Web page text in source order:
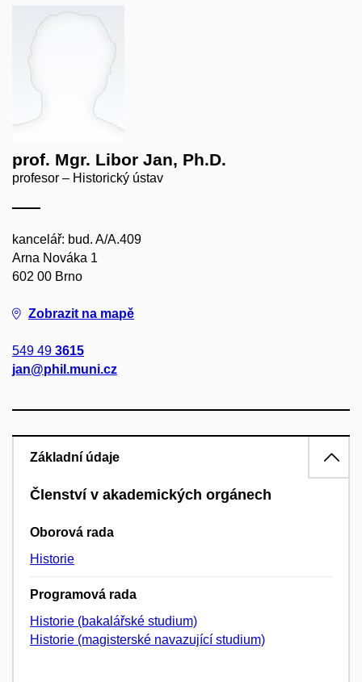
prof. Mgr. Libor Jan, Ph.D.
profesor – Historický ústav
kancelář: bud. A/A.409
Arna Nováka 1
602 00 Brno
Zobrazit na mapě
549 49 3615
jan@phil.muni.cz
Základní údaje
Členství v akademických orgánech
Oborová rada
Historie
Programová rada
Historie (bakalářské studium)
Historie (magisterské navazující studium)